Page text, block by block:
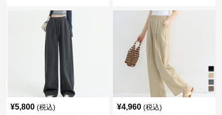
¥5,800 (税込) ¥4,960 (税込)